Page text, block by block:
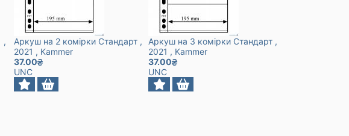
,
Аркуш на 2 комірки Стандарт ,
2021 , Kammer
37.00
UNC
Аркуш на 3 комірки Стандарт ,
2021 , Kammer
37.00
UNC